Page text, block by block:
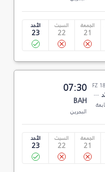
الجمعة
21
السبت
22
الأحد
23
07:30
BAH
البحرين
الجمعة
21
السبت
22
الأحد
23